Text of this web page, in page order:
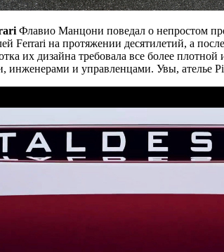
Флавио Манцони поведал о непростом
Ferrari на протяжении десятилетий, а
их дизайна требовала все более
инженерами и управленцами. Увы, ателье